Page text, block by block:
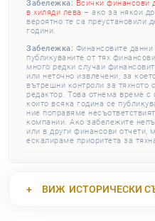
Забележка: Всички финансови
в хиляди лева – ако за някои
вероятно те са преустановили
години.
Забележка: Финансовите
публикуваните от тях
много редки случаи
или неточно извлечени, за
вътрешни контроли за тяхното
редактор. Това отнема време с
които всяка година се
ние поправяме
компании. Ако забележите
или в други финансови отчети,
ескалираме приоритета за
ВИЖ ИСТОРИЧЕСКИ